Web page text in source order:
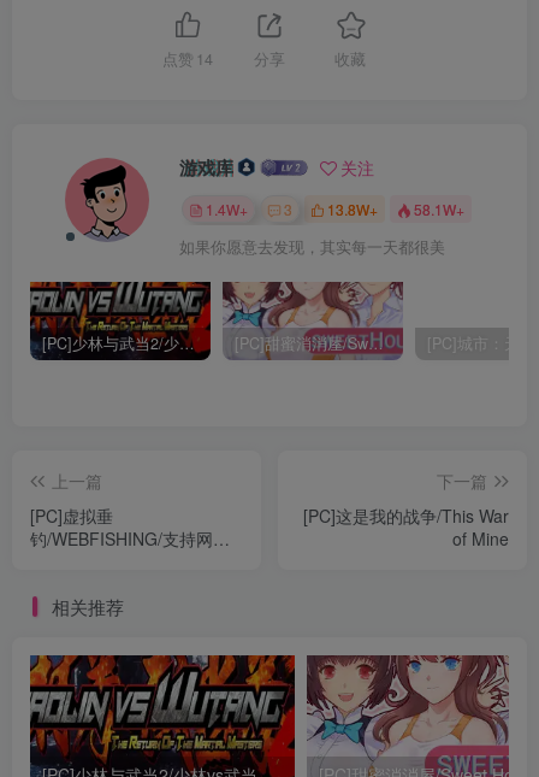
点赞 14 分享 收藏
游戏库 关注
1.4W+ 3 13.8W+ 58.1W+
如果你愿意去发现，其实每一天都很美
[PC]少林与武当2/少林vs武当2/Shaolin vs Wutang 2 [PC]甜蜜消消屋/Sweet House
上一篇
[PC]虚拟垂
钓/WEBFISHING/支持网络
下一篇
[PC]这是我的战争/This War
of Mine
相关推荐